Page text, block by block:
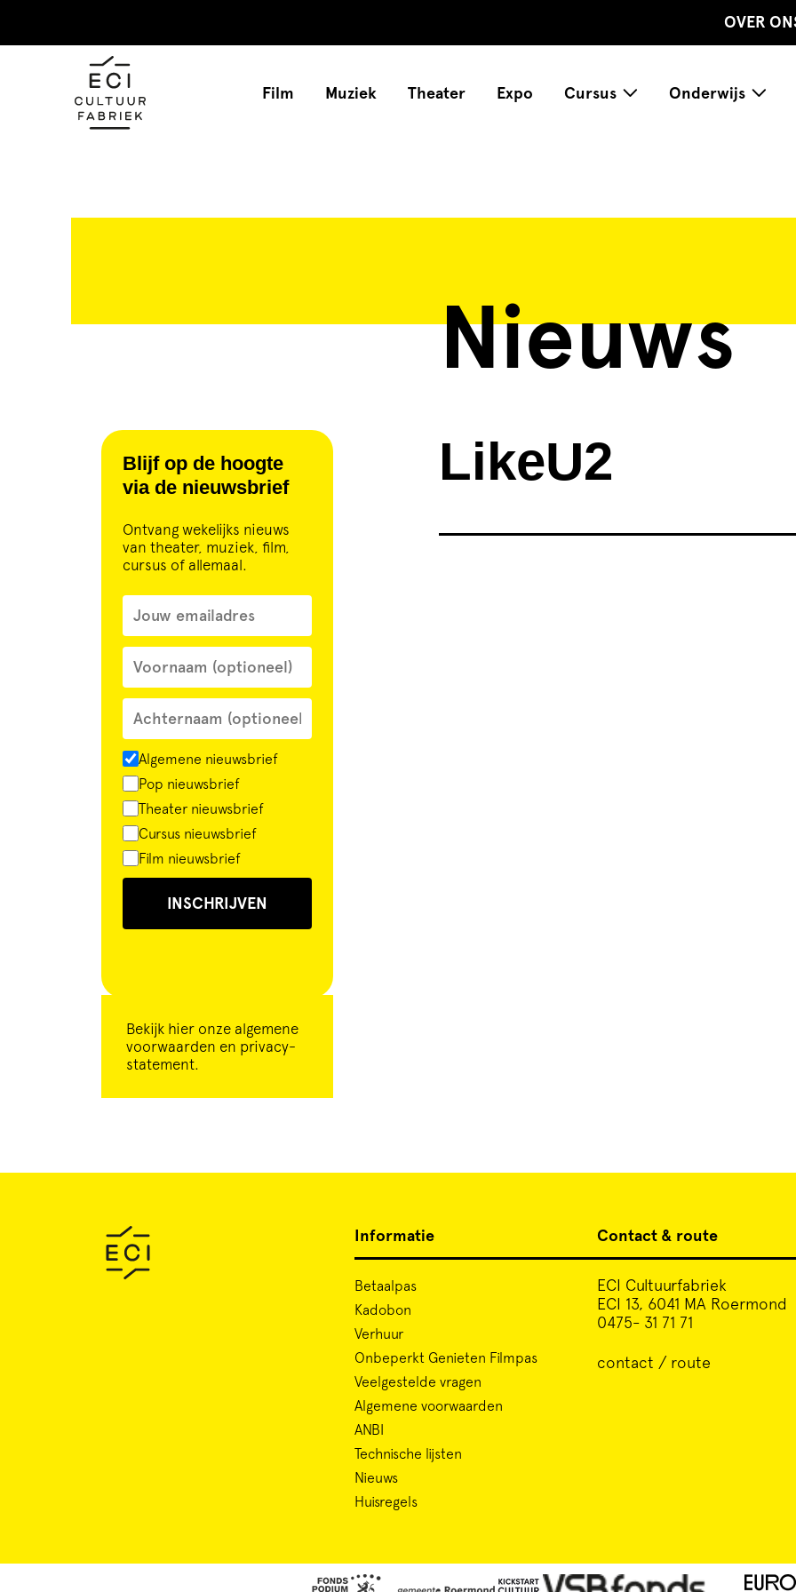
OVER
Film Muziek Theater Expo Cursus Onderwijs
Nieuws
Blijf op de hoogte
via de nieuwsbrief
Ontvang wekelijks nieuws
van theater, muziek, film,
cursus of allemaal.
Algemene nieuwsbrief
Pop nieuwsbrief
Theater nieuwsbrief
Cursus nieuwsbrief
Film nieuwsbrief
INSCHRIJVEN
Bekijk hier onze algemene
voorwaarden en privacy-
statement.
LikeU2
Informatie
Betaalpas
Kadobon
Verhuur
Onbeperkt Genieten Filmpas
Veelgestelde vragen
Algemene voorwaarden
ANBI
Technische lijsten
Nieuws
Huisregels
Contact & route
ECI Cultuurfabriek
ECI 13, 6041 MA Roermond
0475- 31 71 71
contact / route